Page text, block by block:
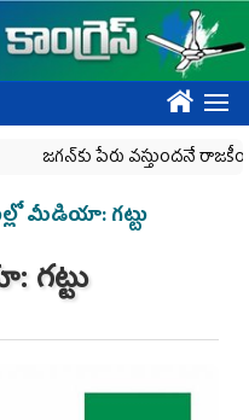
????
జగన్‌కు పేరు వస్తుందనే రాజకీయ కక్షతో
మీడియా: గట్టు
గట్టు